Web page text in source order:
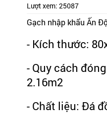
Lượt xem: 25087
Gạch nhập khẩu Ấn
- Kích thước:
- Quy cách
2.16m2
- Chất liệu: Đá